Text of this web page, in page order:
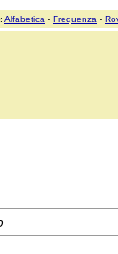
: Alfabetica - Frequenza -